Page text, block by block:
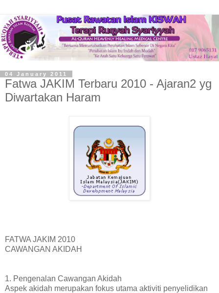
04 January 2011
Fatwa JAKIM Terbaru 2010 - Ajaran2 yg
Diwartakan Haram
FATWA JAKIM 2010
CAWANGAN AKIDAH
1. Pengenalan Cawangan Akidah
Aspek akidah merupakan fokus utama aktiviti penyelidikan